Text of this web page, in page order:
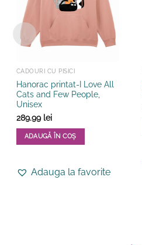
CADOURI CU PISICI
Hanorac printat-I Love All
Cats and Few People,
Unisex
289.99 lei
ADAUGĂ ÎN COȘ
are Adauga la favorite